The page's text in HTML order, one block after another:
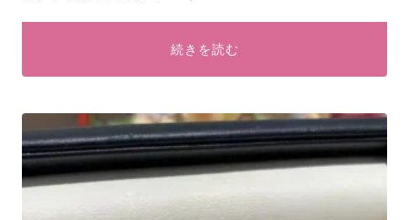
続きを読む